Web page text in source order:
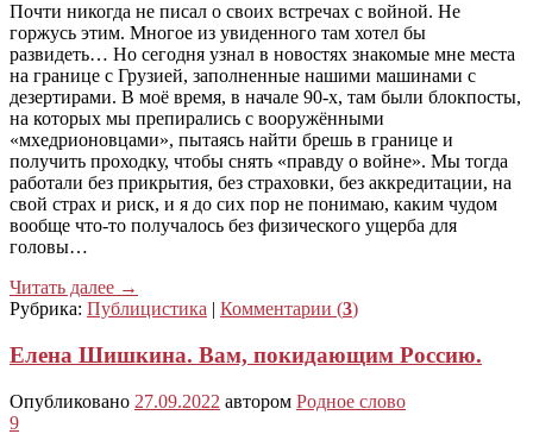
Почти никогда не писал о своих встречах с войной. Не
горжусь этим. Многое из увиденного там хотел бы
развидеть… Но сегодня узнал в новостях знакомые мне места
на границе с Грузией, заполненные нашими машинами с
дезертирами. В моё время, в начале 90-х, там были блокпосты,
на которых мы препирались с вооружёнными
«мхедрионовцами», пытаясь найти брешь в границе и
получить проходку, чтобы снять «правду о войне». Мы тогда
работали без прикрытия, без страховки, без аккредитации, на
свой страх и риск, и я до сих пор не понимаю, каким чудом
вообще что-то получалось без физического ущерба для
головы…
Читать далее →
Рубрика: Публицистика | Комментарии (3)
Елена Шишкина. Вам, покидающим Россию.
Опубликовано 27.09.2022 автором Родное слово
9